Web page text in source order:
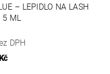
– LEPIDLO NA LASH
5 ML
DPH